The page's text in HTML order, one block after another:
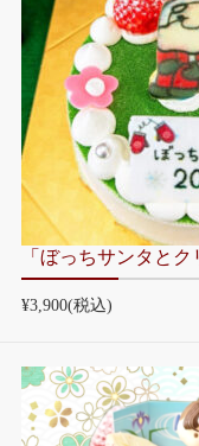
「ぼっちサンタと
¥3,900(税込)